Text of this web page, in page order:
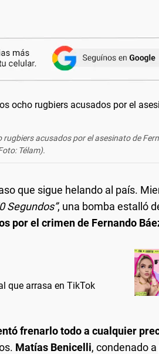
acusados por el asesinato de
Télam).
que sigue helando al país.
Segundos”, una bomba estalló
por el crimen de Fernando
que arrasa en TikTok
frenarlo todo a cualquier
Matías Benicelli, condenado